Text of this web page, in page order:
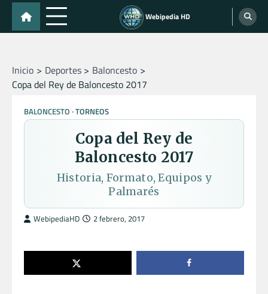
Skip
content
Webipedia HD
Inicio Deportes
Baloncesto
Copa del Rey de Baloncesto 2017
BALONCESTO TORNEOS
Copa del Rey de
Baloncesto 2017
Historia, Formato, Equipos y
Palmarés
WebipediaHD 2 febrero, 2017